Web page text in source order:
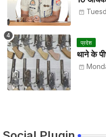
प्रदेश
थाने के